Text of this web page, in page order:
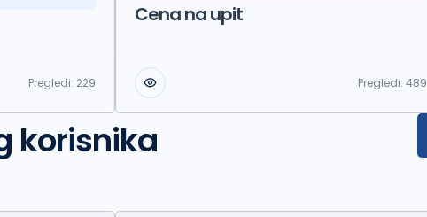
Pregledi: 229
Cena na upit
Pregledi: 489
korisnika